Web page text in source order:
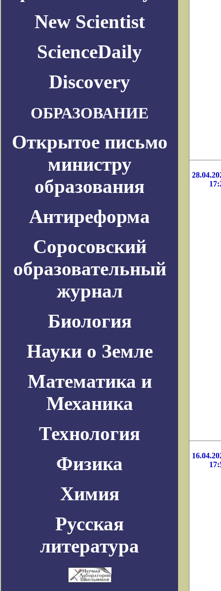
New Scientist
ScienceDaily
Discovery
ОБРАЗОВАНИЕ
Открытое письмо
министру
образования
Антиреформа
Соросовский
образовательный
журнал
Биология
Науки о Земле
Математика и
Механика
Технология
Физика
Химия
Русская
литература